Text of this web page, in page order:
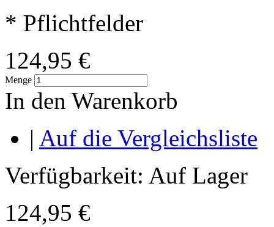
* Pflichtfelder
124,95 €
Menge
In den Warenkorb
| Auf die Vergleichsliste
Verfügbarkeit: Auf Lager
124,95 €